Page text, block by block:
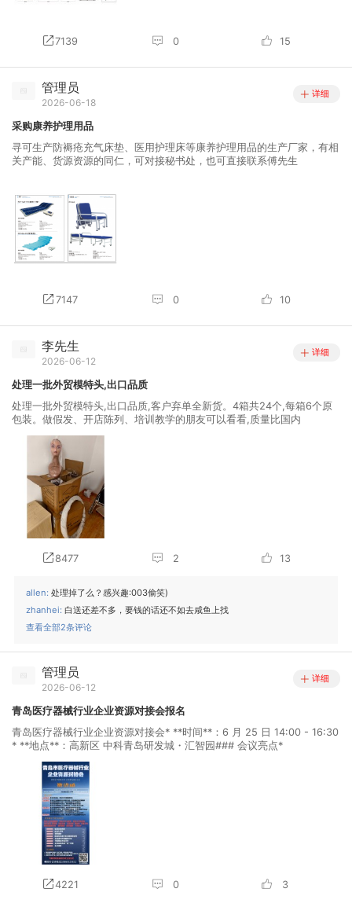
7139 0 15
管理员
2026-06-18
详细
采购康养护理用品
寻可生产防褥疮充气床垫、医用护理床等康养护理用品的生产厂家，有相
关产能、货源资源的同仁，可对接秘书处，也可直接联系傅先生
7147 0 10
李先生
2026-06-12
详细
处理一批外贸模特头,出口品质
处理一批外贸模特头,出口品质,客户弃单全新货。4箱共24个,每箱6个原
包装。做假发、开店陈列、培训教学的朋友可以看看,质量比国内
8477 2 13
allen: 处理掉了么？感兴趣:003偷笑)
zhanhei: 白送还差不多，要钱的话还不如去咸鱼上找
查看全部2条评论
管理员
2026-06-12
详细
青岛医疗器械行业企业资源对接会报名
青岛医疗器械行业企业资源对接会* **时间**：6 月 25 日 14:00 - 16:30
* **地点**：高新区 中科青岛研发城・汇智园### 会议亮点*
4221 0 3